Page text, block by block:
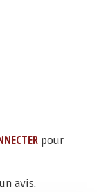
pour
avis.